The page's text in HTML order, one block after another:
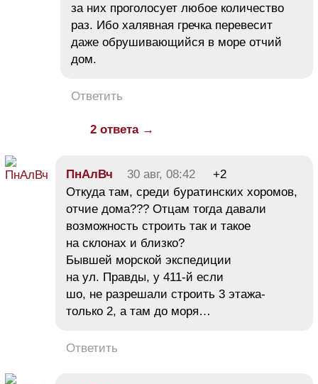
за них проголосует любое количество
раз. Ибо халявная гречка перевесит
даже обрушивающийся в море отчий
дом.
Ответить
2 ответа →
ПнАлВч 30 авг, 08:42
+2
Откуда там, среди буратинских хоромов,
отчие дома??? Отцам тогда давали
возможность строить так и такое
на склонах и близко?
Бывшей морской экспедиции
на ул. Правды, у 411-й если
шо, не разрешали строить 3 этажа-
только 2, а там до моря…
Ответить